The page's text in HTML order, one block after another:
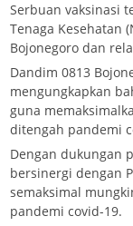
Serbuan vaksinasi
Tenaga Kesehatan
Bojonegoro dan
Dandim 0813
mengungkapkan
guna
ditengah pandemi
Dengan dukungan
bersinergi dengan
semaksimal
pandemi covid-19.